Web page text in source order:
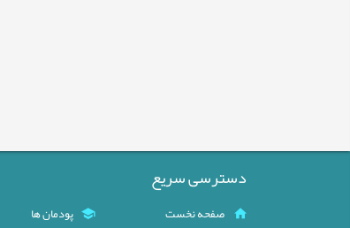
دسترسی سریع
صفحه نخست
پودمان ها